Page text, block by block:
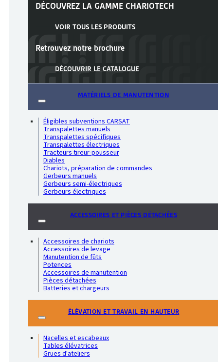
DÉCOUVREZ LA GAMME CHARIOTECH
VOIR TOUS LES PRODUITS
Retrouvez notre brochure
DÉCOUVRIR LE CATALOGUE
MATÉRIELS DE MANUTENTION
Éligibles subventions CARSAT
Transpalettes manuels
Transpalettes spécifiques
Transpalettes électriques
Tracteurs tireur-pousseur
Diables
Chariots, préparation de commandes
Gerbeurs manuels
Gerbeurs semi-électriques
Gerbeurs électriques
ACCESSOIRES ET PIÈCES DÉTACHÉES
Accessoires de chariots
Accessoires de levage
Manutention de fûts
Potences
Accessoires de manutention
Pièces détachées
Batteries et chargeurs
ÉLÉVATION ET TRAVAIL EN HAUTEUR
Nacelles et escabeaux
Tables élévatrices
Grues d'ateliers